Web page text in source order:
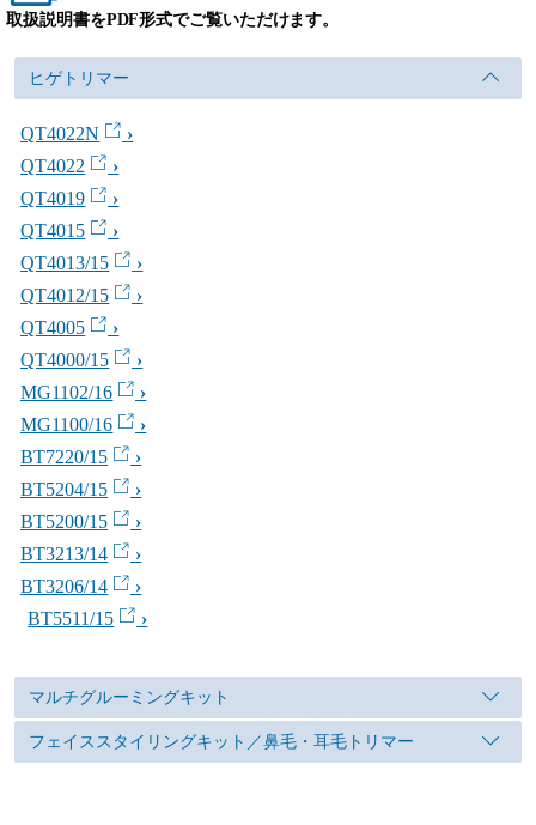
取扱説明書をPDF形式でご覧いただけます。
ヒゲトリマー
QT4022N
QT4022
QT4019
QT4015
QT4013/15
QT4012/15
QT4005
QT4000/15
MG1102/16
MG1100/16
BT7220/15
BT5204/15
BT5200/15
BT3213/14
BT3206/14
BT5511/15
マルチグルーミングキット
フェイススタイリングキット／鼻毛・耳毛トリマー